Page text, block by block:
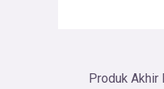
Produk Akhir